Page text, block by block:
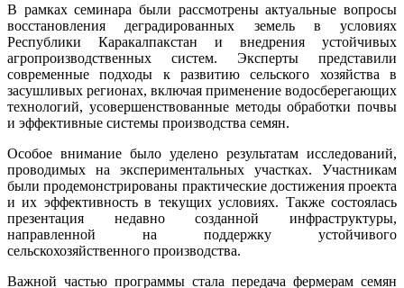
В рамках семинара были рассмотрены актуальные вопросы
восстановления деградированных земель в условиях
Республики Каракалпакстан и внедрения устойчивых
агропроизводственных систем. Эксперты представили
современные подходы к развитию сельского хозяйства в
засушливых регионах, включая применение водосберегающих
технологий, усовершенствованные методы обработки почвы
и эффективные системы производства семян.
Особое внимание было уделено результатам исследований,
проводимых на экспериментальных участках. Участникам
были продемонстрированы практические достижения проекта
и их эффективность в текущих условиях. Также состоялась
презентация недавно созданной инфраструктуры,
направленной на поддержку устойчивого
сельскохозяйственного производства.
Важной частью программы стала передача фермерам семян